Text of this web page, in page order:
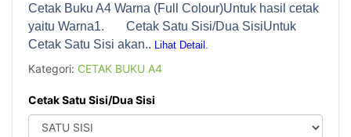
Cetak Buku A4 Warna (Full Colour)Untuk hasil cetak
yaitu Warna1. Cetak Satu Sisi/Dua SisiUntuk
Cetak Satu Sisi akan.. Lihat Detail.
Kategori: CETAK BUKU A4
Cetak Satu Sisi/Dua Sisi